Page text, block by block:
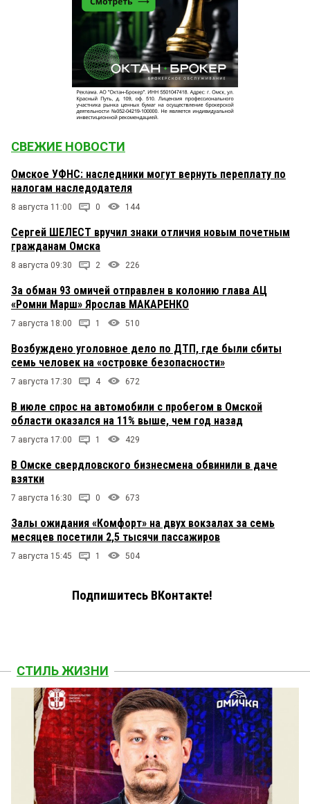
СВЕЖИЕ НОВОСТИ
Омское УФНС: наследники могут вернуть переплату по
налогам наследодателя
8 августа 11:00 0 144
Сергей ШЕЛЕСТ вручил знаки отличия новым почетным
гражданам Омска
8 августа 09:30 2 226
За обман 93 омичей отправлен в колонию глава АЦ
«Ромни Марш» Ярослав МАКАРЕНКО
7 августа 18:00 1 510
Возбуждено уголовное дело по ДТП, где были сбиты
семь человек на «островке безопасности»
7 августа 17:30 4 672
В июле спрос на автомобили с пробегом в Омской
области оказался на 11% выше, чем год назад
7 августа 17:00 1 429
В Омске свердловского бизнесмена обвинили в даче
взятки
7 августа 16:30 0 673
Залы ожидания «Комфорт» на двух вокзалах за семь
месяцев посетили 2,5 тысячи пассажиров
7 августа 15:45 1 504
Подпишитесь ВКонтакте!
СТИЛЬ ЖИЗНИ